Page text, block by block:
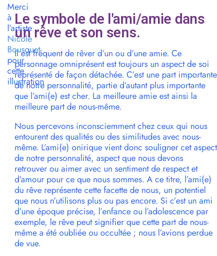
Le symbole de l'ami/amie dans
un rêve et son sens.
Il est fréquent de rêver d’un ou d’une amie. Ce
personnage omniprésent est toujours un aspect de soi
représenté de façon détachée. C’est une part importante
de notre personnalité, partie d’autant plus importante
que l’ami(e) est cher. La meilleure amie est ainsi la
meilleure part de nous-même.
Nous percevons inconsciemment chez ceux qui nous
entourent des qualités ou des similitudes avec nous-
même. L’ami(e) onirique vient donc souligner cet aspect
de notre personnalité, aspect que nous devons
retrouver ou aimer avec un sentiment de respect et
d’amour pour ce que nous sommes. A ce titre, l’ami(e)
du rêve représente cette facette de nous, un potentiel
que nous n’utilisons plus ou pas encore. Si c’est un ami
d’une époque précise, l’enfance ou l’adolescence par
exemple, le rêve peut signifier que cette part de nous-
même a été oubliée ou occultée ; nous l’avions perdue
de vue.
Merci
à
l’artiste
Nicole
Bousquet
pour
cette
illustration